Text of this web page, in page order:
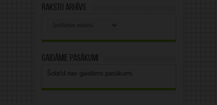
Rakstu arhīvs
Gaidāmie pasākumi
Šobrīd nav gaidāmo pasākumi.